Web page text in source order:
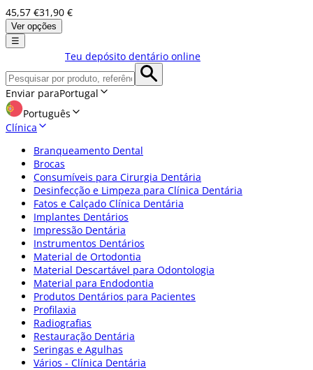
45,57 €31,90 €
Ver opções
☰
Teu depósito dentário online
Enviar paraPortugal
Português
Clínica
Branqueamento Dental
Brocas
Consumíveis para Cirurgia Dentária
Desinfecção e Limpeza para Clínica Dentária
Fatos e Calçado Clínica Dentária
Implantes Dentários
Impressão Dentária
Instrumentos Dentários
Material de Ortodontia
Material Descartável para Odontologia
Material para Endodontia
Produtos Dentários para Pacientes
Profilaxia
Radiografias
Restauração Dentária
Seringas e Agulhas
Vários - Clínica Dentária